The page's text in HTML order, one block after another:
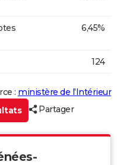
6,45%
124
: ministère de l’Intérieur
Partager